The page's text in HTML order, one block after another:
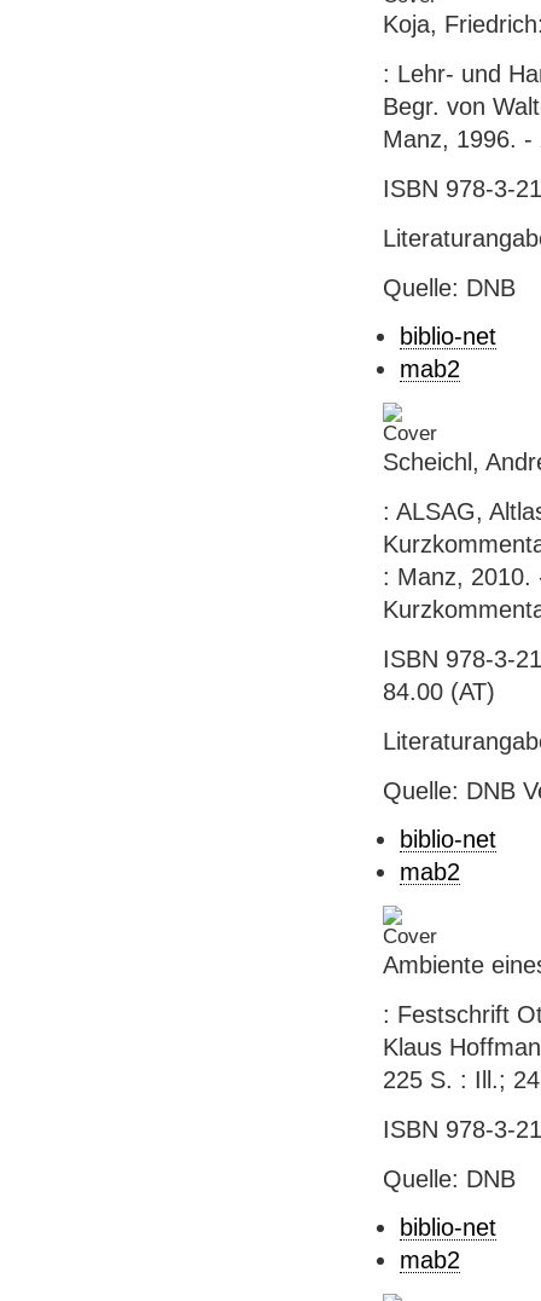
Koja,
: Lehr- und
Begr. von
Manz, 1996. -
ISBN 978-3-
Quelle: DNB
biblio-net
mab2
Scheichl,
: ALSAG,
: Manz, 2010.
ISBN 978-3-
84.00 (AT)
Quelle: DNB
biblio-net
mab2
Ambiente
: Festschrift
Klaus
225 S. : Ill.;
ISBN 978-3-
Quelle: DNB
biblio-net
mab2